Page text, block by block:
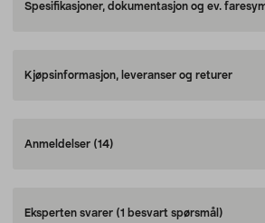
Spesifikasjoner, dokumentasjon og ev.
Kjøpsinformasjon, leveranser og returer
Anmeldelser (14)
Eksperten svarer (1 besvart spørsmål)